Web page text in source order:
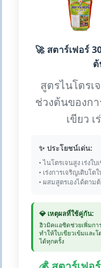
🚀 สตาร์เฟอร์
ต้
สูตรไนโตรเ
ช่วงต้นของกา
เขียว
✨ ประโยชน์เด่น:
• ไนโตรเจนสูง เร่งใบ
• เร่งการเจริญเติบโต
• ผสมสูตรเองได้ตาม
💎 เหตุผลที่ใช้คู่กัน:
ฮิวมิคแอซิดช่วยเพิ่มกา
ทำให้ใบเขียวเข้มและ
ได้ทุกครั้ง